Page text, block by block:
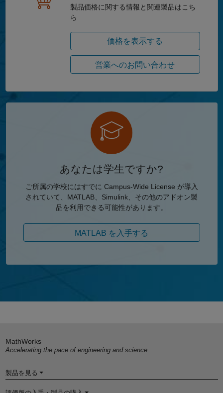
製品価格に関する情報と関連製品はこち
ら
価格を表示する
営業へのお問い合わせ
あなたは学生ですか?
ご所属の学校にはすでに Campus-Wide License が導入
されていて、MATLAB、Simulink、その他のアドオン製
品を利用できる可能性があります。
MATLAB を入手する
MathWorks
Accelerating the pace of engineering and science
製品を見る